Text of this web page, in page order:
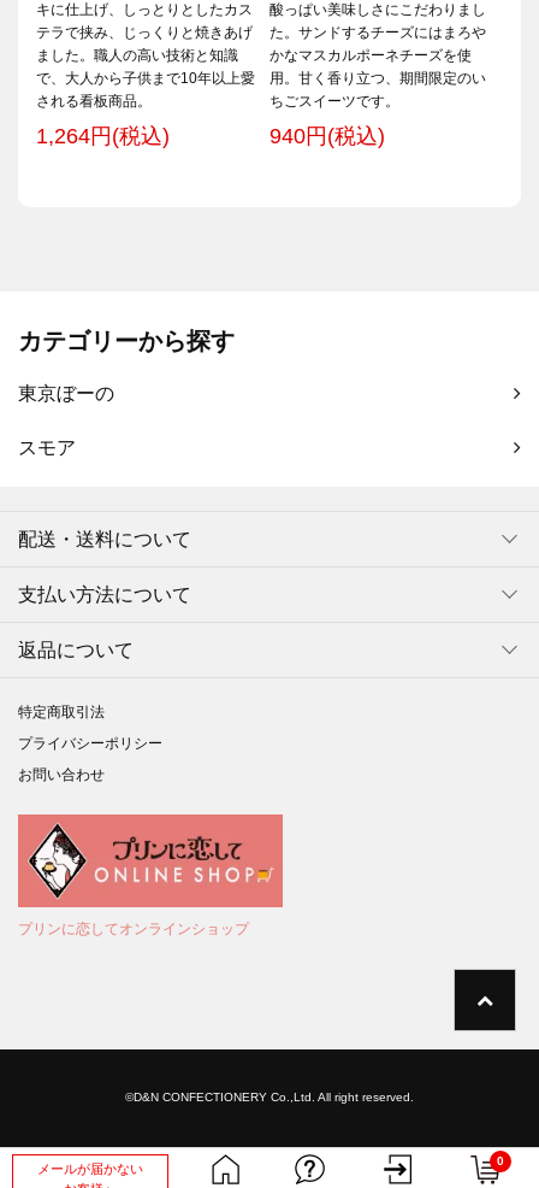
メールが届かない
0
キに仕上げ、しっとりとしたカス
テラで挟み、じっくりと焼きあげ
ました。職人の高い技術と知識
で、大人から子供まで10年以上愛
される看板商品。
1,264円(税込)
酸っぱい美味しさにこだわりまし
た。サンドするチーズにはまろや
かなマスカルポーネチーズを使
用。甘く香り立つ、期間限定のい
ちごスイーツです。
940円(税込)
カテゴリーから探す
東京ぼーの
スモア
配送・送料について
支払い方法について
返品について
特定商取引法
プライバシーポリシー
お問い合わせ
プリンに恋してオンラインショップ
©D&N CONFECTIONERY Co.,Ltd. All right reserved.